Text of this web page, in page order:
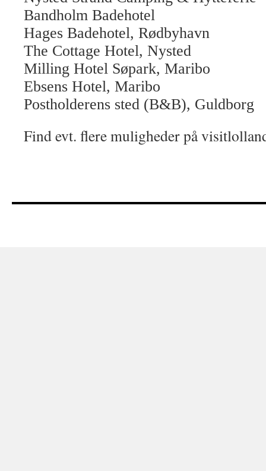
Bandholm Badehotel
Hages Badehotel, Rødbyhavn
The Cottage Hotel, Nysted
Milling Hotel Søpark, Maribo
Ebsens Hotel, Maribo
Postholderens sted (B&B), Guldborg
Find evt. flere muligheder på